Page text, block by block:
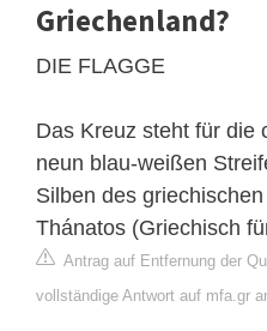
Griechenland?
DIE FLAGGE
Das Kreuz steht für die
neun blau-weißen
Silben des
Thánatos (Griechisch
Antrag auf Entfernung der
vollständige Antwort auf mfa.gr